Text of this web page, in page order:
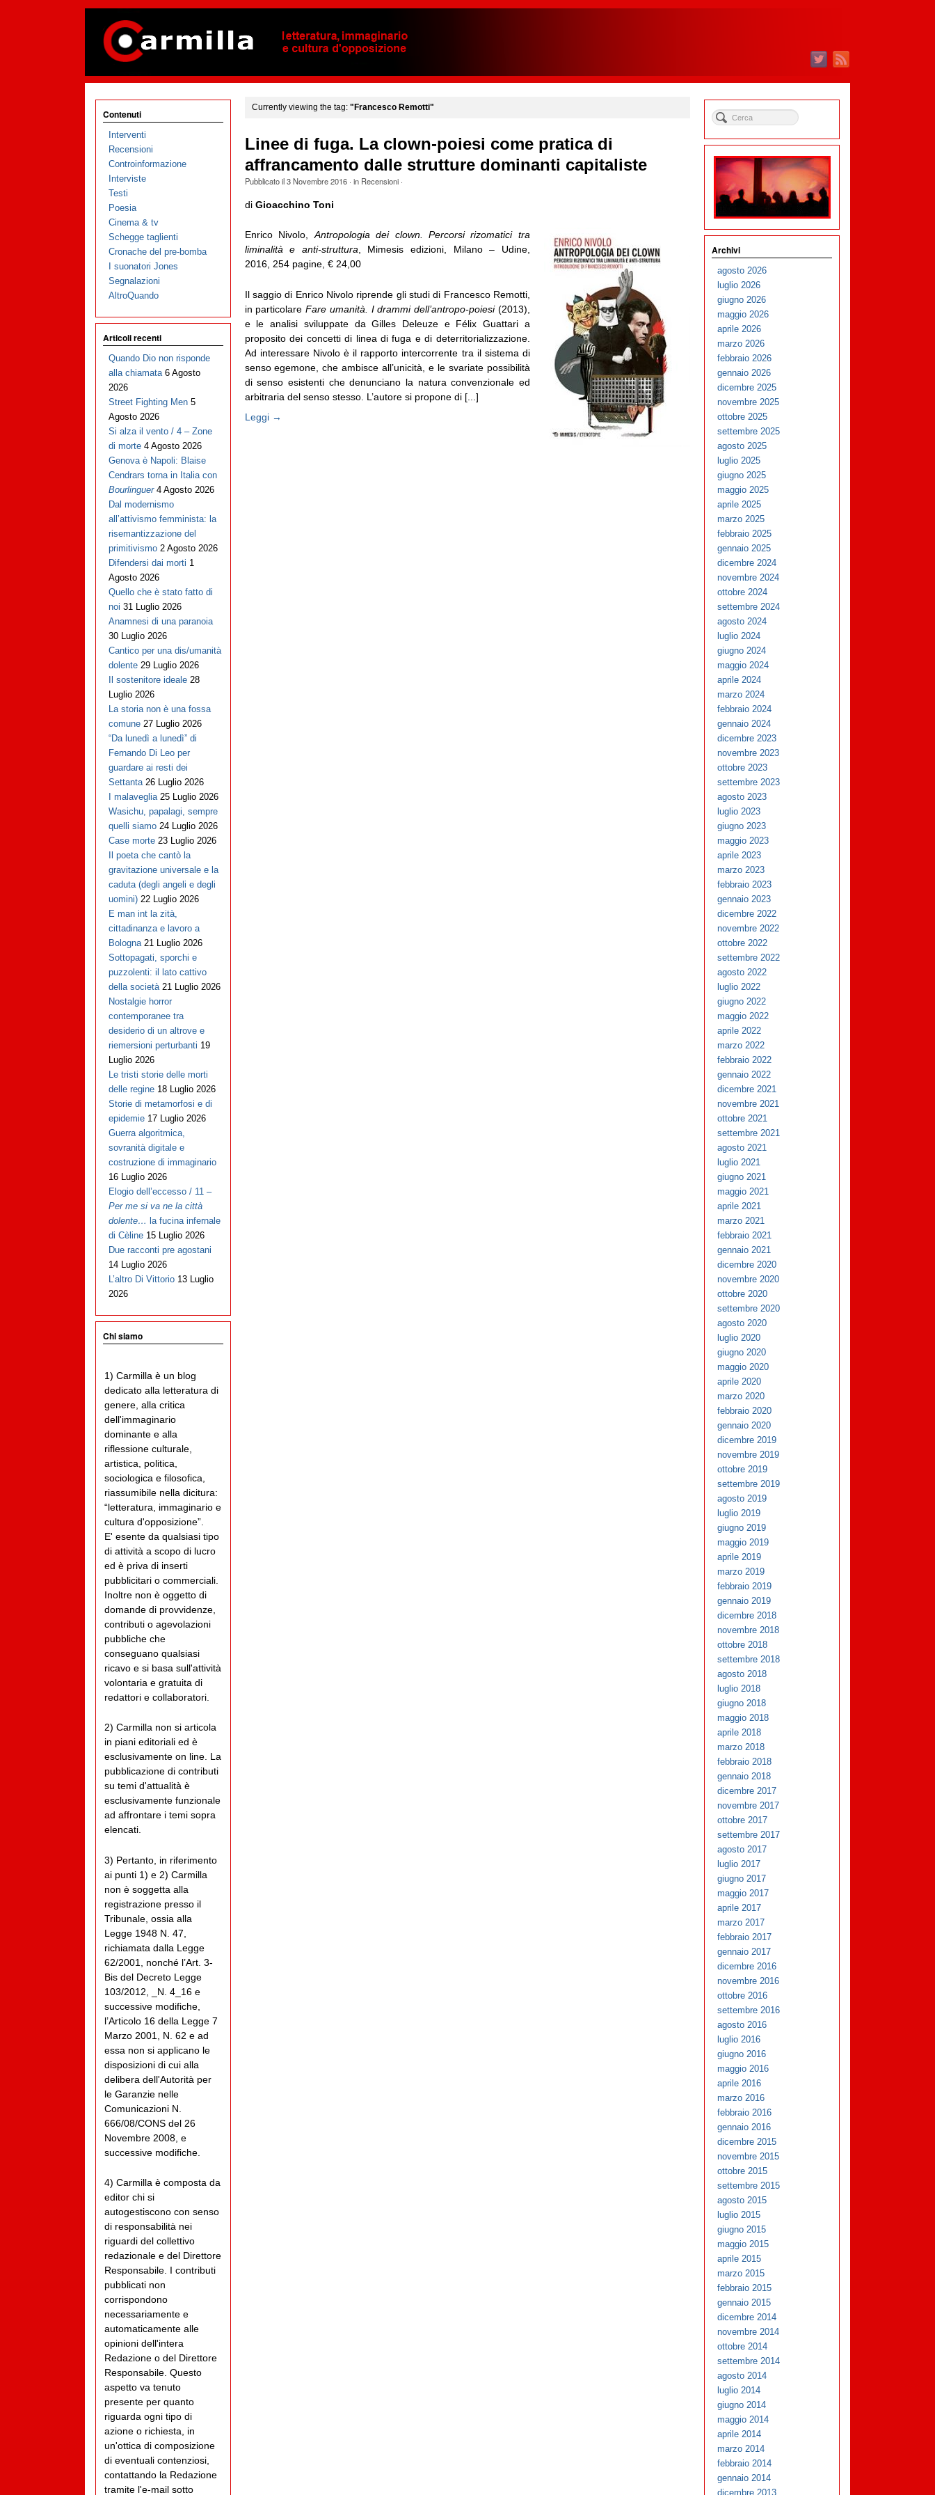
Currently viewing the tag: "Francesco Remotti"
Linee di fuga. La clown-poiesi come pratica di
affrancamento dalle strutture dominanti capitaliste
Pubblicato il3 Novembre 2016· in Recensioni·
di Gioacchino Toni
Enrico Nivolo, Antropologia dei clown. Percorsi rizomatici tra
liminalità e anti-struttura , Mimesis edizioni, Milano – Udine,
2016, 254 pagine, € 24,00
Il saggio di Enrico Nivolo riprende gli studi di Francesco Remotti,
in particolareFare umanità. I drammi dell’antropo-poiesi(2013),
e le analisi sviluppate da Gilles Deleuze e Félix Guattari a
proposito dei concetti di linea di fuga e di deterritorializzazione.
Ad interessare Nivolo è il rapporto intercorrente tra il sistema di
senso egemone, che ambisce all’unicità, e le svariate possibilità
di senso esistenti che denunciano la natura convenzionale ed
arbitraria del senso stesso. L’autore si propone di [...]
Leggi →
Contenuti
Interventi
Recensioni
Controinformazione
Interviste
Testi
Poesia
Cinema & tv
Schegge taglienti
Cronache del pre-bomba
I suonatori Jones
Segnalazioni
AltroQuando
Articoli recenti
Quando Dio non risponde
alla chiamata 6 Agosto
2026
Street Fighting Men 5
Agosto 2026
Si alza il vento / 4 – Zone
di morte 4 Agosto 2026
Genova è Napoli: Blaise
Cendrars torna in Italia con
Bourlinguer 4 Agosto 2026
Dal modernismo
all’attivismo femminista: la
risemantizzazione del
primitivismo 2 Agosto 2026
Difendersi dai morti 1
Agosto 2026
Quello che è stato fatto di
noi 31 Luglio 2026
Anamnesi di una paranoia
30 Luglio 2026
Cantico per una dis/umanità
dolente 29 Luglio 2026
Il sostenitore ideale 28
Luglio 2026
La storia non è una fossa
comune 27 Luglio 2026
“Da lunedì a lunedì” di
Fernando Di Leo per
guardare ai resti dei
Settanta 26 Luglio 2026
I malaveglia 25 Luglio 2026
Wasichu, papalagi, sempre
quelli siamo 24 Luglio 2026
Case morte 23 Luglio 2026
Il poeta che cantò la
gravitazione universale e la
caduta (degli angeli e degli
uomini) 22 Luglio 2026
E man int la zità,
cittadinanza e lavoro a
Bologna 21 Luglio 2026
Sottopagati, sporchi e
puzzolenti: il lato cattivo
della società 21 Luglio 2026
Nostalgie horror
contemporanee tra
desiderio di un altrove e
riemersioni perturbanti 19
Luglio 2026
Le tristi storie delle morti
delle regine 18 Luglio 2026
Storie di metamorfosi e di
epidemie 17 Luglio 2026
Guerra algoritmica,
sovranità digitale e
costruzione di immaginario
16 Luglio 2026
Elogio dell’eccesso / 11 –
Per me si va ne la città
dolente… la fucina infernale
di Cèline 15 Luglio 2026
Due racconti pre agostani
14 Luglio 2026
L’altro Di Vittorio 13 Luglio
2026
Chi siamo
1) Carmilla è un blog
dedicato alla letteratura di
genere, alla critica
dell'immaginario
dominante e alla
riflessione culturale,
artistica, politica,
sociologica e filosofica,
riassumibile nella dicitura:
“letteratura, immaginario e
cultura d'opposizione”.
E' esente da qualsiasi tipo
di attività a scopo di lucro
ed è priva di inserti
pubblicitari o commerciali.
Inoltre non è oggetto di
domande di provvidenze,
contributi o agevolazioni
pubbliche che
conseguano qualsiasi
ricavo e si basa sull'attività
volontaria e gratuita di
redattori e collaboratori.
2) Carmilla non si articola
in piani editoriali ed è
esclusivamente on line. La
pubblicazione di contributi
su temi d'attualità è
esclusivamente funzionale
ad affrontare i temi sopra
elencati.
3) Pertanto, in riferimento
ai punti 1) e 2) Carmilla
non è soggetta alla
registrazione presso il
Tribunale, ossia alla
Legge 1948 N. 47,
richiamata dalla Legge
62/2001, nonché l’Art. 3-
Bis del Decreto Legge
103/2012, _N. 4_16 e
successive modifiche,
l’Articolo 16 della Legge 7
Marzo 2001, N. 62 e ad
essa non si applicano le
disposizioni di cui alla
delibera dell'Autorità per
le Garanzie nelle
Comunicazioni N.
666/08/CONS del 26
Novembre 2008, e
successive modifiche.
4) Carmilla è composta da
editor chi si
autogestiscono con senso
di responsabilità nei
riguardi del collettivo
redazionale e del Direttore
Responsabile. I contributi
pubblicati non
corrispondono
necessariamente e
automaticamente alle
opinioni dell'intera
Redazione o del Direttore
Responsabile. Questo
aspetto va tenuto
presente per quanto
riguarda ogni tipo di
azione o richiesta, in
un'ottica di composizione
di eventuali contenziosi,
contattando la Redazione
tramite l'e-mail sotto
Archivi
agosto 2026
luglio 2026
giugno 2026
maggio 2026
aprile 2026
marzo 2026
febbraio 2026
gennaio 2026
dicembre 2025
novembre 2025
ottobre 2025
settembre 2025
agosto 2025
luglio 2025
giugno 2025
maggio 2025
aprile 2025
marzo 2025
febbraio 2025
gennaio 2025
dicembre 2024
novembre 2024
ottobre 2024
settembre 2024
agosto 2024
luglio 2024
giugno 2024
maggio 2024
aprile 2024
marzo 2024
febbraio 2024
gennaio 2024
dicembre 2023
novembre 2023
ottobre 2023
settembre 2023
agosto 2023
luglio 2023
giugno 2023
maggio 2023
aprile 2023
marzo 2023
febbraio 2023
gennaio 2023
dicembre 2022
novembre 2022
ottobre 2022
settembre 2022
agosto 2022
luglio 2022
giugno 2022
maggio 2022
aprile 2022
marzo 2022
febbraio 2022
gennaio 2022
dicembre 2021
novembre 2021
ottobre 2021
settembre 2021
agosto 2021
luglio 2021
giugno 2021
maggio 2021
aprile 2021
marzo 2021
febbraio 2021
gennaio 2021
dicembre 2020
novembre 2020
ottobre 2020
settembre 2020
agosto 2020
luglio 2020
giugno 2020
maggio 2020
aprile 2020
marzo 2020
febbraio 2020
gennaio 2020
dicembre 2019
novembre 2019
ottobre 2019
settembre 2019
agosto 2019
luglio 2019
giugno 2019
maggio 2019
aprile 2019
marzo 2019
febbraio 2019
gennaio 2019
dicembre 2018
novembre 2018
ottobre 2018
settembre 2018
agosto 2018
luglio 2018
giugno 2018
maggio 2018
aprile 2018
marzo 2018
febbraio 2018
gennaio 2018
dicembre 2017
novembre 2017
ottobre 2017
settembre 2017
agosto 2017
luglio 2017
giugno 2017
maggio 2017
aprile 2017
marzo 2017
febbraio 2017
gennaio 2017
dicembre 2016
novembre 2016
ottobre 2016
settembre 2016
agosto 2016
luglio 2016
giugno 2016
maggio 2016
aprile 2016
marzo 2016
febbraio 2016
gennaio 2016
dicembre 2015
novembre 2015
ottobre 2015
settembre 2015
agosto 2015
luglio 2015
giugno 2015
maggio 2015
aprile 2015
marzo 2015
febbraio 2015
gennaio 2015
dicembre 2014
novembre 2014
ottobre 2014
settembre 2014
agosto 2014
luglio 2014
giugno 2014
maggio 2014
aprile 2014
marzo 2014
febbraio 2014
gennaio 2014
dicembre 2013